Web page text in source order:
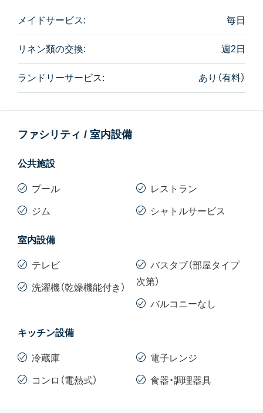
メイドサービス: 毎日
リネン類の交換: 週2日
ランドリーサービス: あり（有料）
ファシリティ / 室内設備
公共施設
プール
ジム
レストラン
シャトルサービス
室内設備
テレビ
洗濯機（乾燥機能付き）
バスタブ（部屋タイプ
次第）
バルコニーなし
キッチン設備
冷蔵庫
コンロ（電熱式）
電子レンジ
食器・調理器具